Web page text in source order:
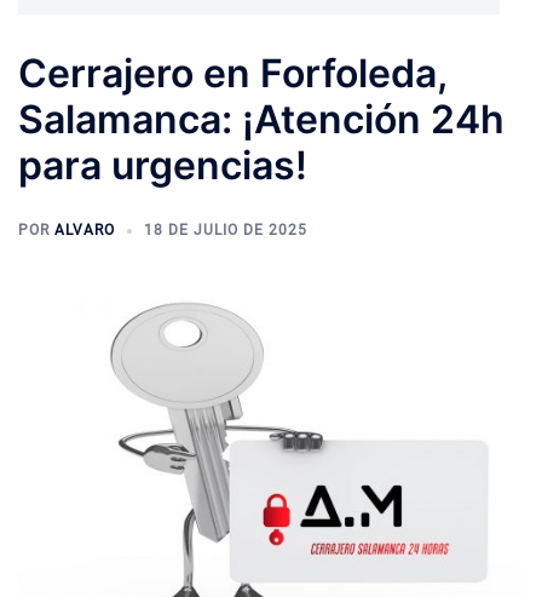
Cerrajero en Forfoleda,
Salamanca: ¡Atención 24h
para urgencias!
POR ALVARO 18 DE JULIO DE 2025